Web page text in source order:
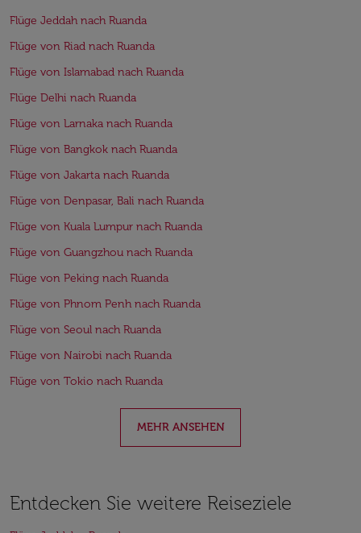
Flüge Jeddah nach Ruanda
Flüge von Riad nach Ruanda
Flüge von Islamabad nach Ruanda
Flüge Delhi nach Ruanda
Flüge von Larnaka nach Ruanda
Flüge von Bangkok nach Ruanda
Flüge von Jakarta nach Ruanda
Flüge von Denpasar, Bali nach Ruanda
Flüge von Kuala Lumpur nach Ruanda
Flüge von Guangzhou nach Ruanda
Flüge von Peking nach Ruanda
Flüge von Phnom Penh nach Ruanda
Flüge von Seoul nach Ruanda
Flüge von Nairobi nach Ruanda
Flüge von Tokio nach Ruanda
MEHR ANSEHEN
Entdecken Sie weitere Reiseziele